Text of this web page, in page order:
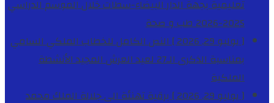
تعليمية بجهة الدار البيضاء-سطات خلال الموسم الدراسي
2025-2026
طب و صحة
[ يوليو 29, 2026 ]
النص الكامل للخطاب الملكي السامي
بمناسبة الذكرى الـ27 لعيد العرش المجيد
الأنشطة
الملكية
[ يوليو 29, 2026 ]
برقية تهنئة الى جلالة الملك محمد